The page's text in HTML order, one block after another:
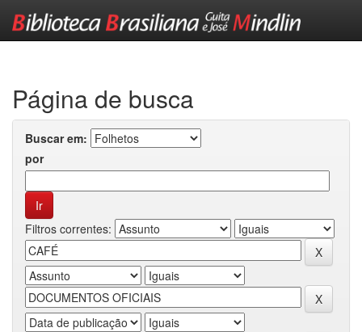
Página de busca
Buscar em:
por
Filtros correntes: